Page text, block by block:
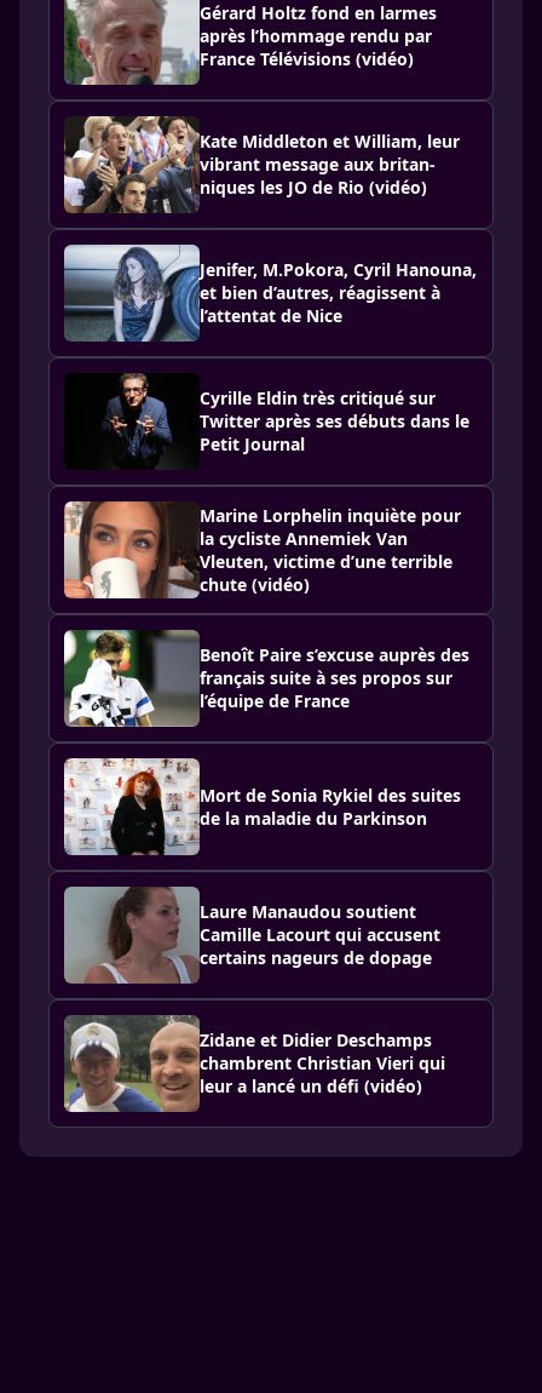
Gérard Holtz fond en larmes
après l’hommage rendu par
France Télévisions (vidéo)
Kate Midd­le­ton et William, leur
vibrant message aux britan­
niques les JO de Rio (vidéo)
Jenifer, M.Pokora, Cyril Hanouna,
et bien d’autres, réagissent à
l’attentat de Nice
Cyrille Eldin très critiqué sur
Twitter après ses débuts dans le
Petit Journal
Marine Lorphelin inquiète pour
la cycliste Annemiek Van
Vleuten, victime d’une terrible
chute (vidéo)
Benoît Paire s’excuse auprès des
français suite à ses propos sur
l’équipe de France
Mort de Sonia Rykiel des suites
de la maladie du Parkinson
Laure Manaudou soutient
Camille Lacourt qui accusent
certains nageurs de dopage
Zidane et Didier Deschamps
chambrent Christian Vieri qui
leur a lancé un défi (vidéo)